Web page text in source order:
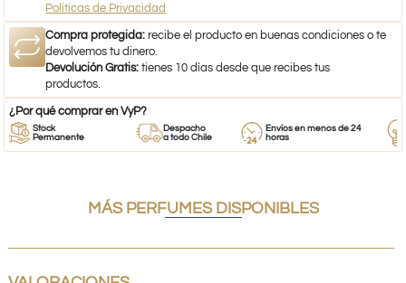
Políticas de Privacidad
Compra protegida: recibe el producto en buenas condiciones o te
devolvemos tu dinero.
Devolución Gratis: tienes 10 días desde que recibes tus
productos.
¿Por qué comprar en VyP?
Stock
Permanente
Despacho
a todo Chile
Envíos en menos de 24
horas
MÁS PERFUMES DISPONIBLES